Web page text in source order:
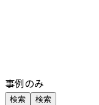
事例のみ
検索 検索